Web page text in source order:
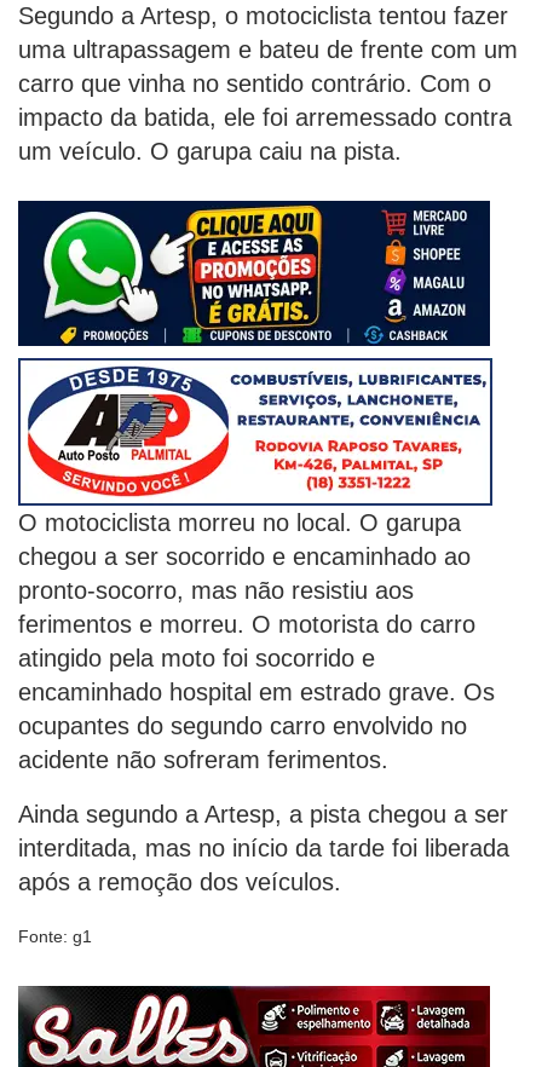
Segundo a Artesp, o motociclista tentou fazer
uma ultrapassagem e bateu de frente com um
carro que vinha no sentido contrário. Com o
impacto da batida, ele foi arremessado contra
um veículo. O garupa caiu na pista.
O motociclista morreu no local. O garupa
chegou a ser socorrido e encaminhado ao
pronto-socorro, mas não resistiu aos
ferimentos e morreu. O motorista do carro
atingido pela moto foi socorrido e
encaminhado hospital em estrado grave. Os
ocupantes do segundo carro envolvido no
acidente não sofreram ferimentos.
Ainda segundo a Artesp, a pista chegou a ser
interditada, mas no início da tarde foi liberada
após a remoção dos veículos.
Fonte: g1